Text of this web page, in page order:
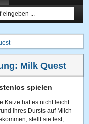
Milk Quest
spielen
Katze hat es nicht leicht.
ihres Dursts auf Milch
stellt sie fest,